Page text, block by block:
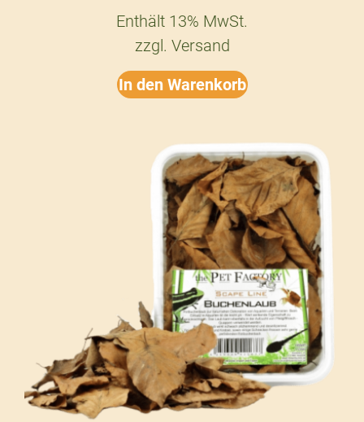
Enthält 13% MwSt.
zzgl. Versand
In den Warenkorb